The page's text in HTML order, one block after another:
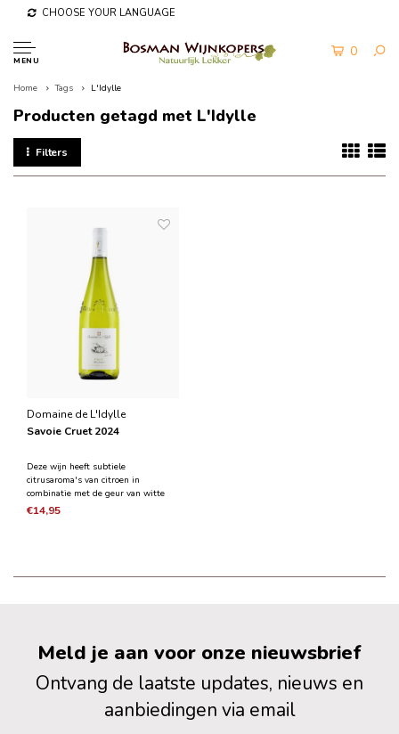
CHOOSE YOUR LANGUAGE
MENU
0
Home Tags L'Idylle
Producten getagd met L'Idylle
Filters
Domaine de L'Idylle
Savoie Cruet 2024
Deze wijn heeft subtiele
citrusaroma's van citroen in
combinatie met de geur van witte
bloemen. In de smaak heeft de wijn
€14,95
Meld je aan voor onze nieuwsbrief
Ontvang de laatste updates, nieuws en
aanbiedingen via email